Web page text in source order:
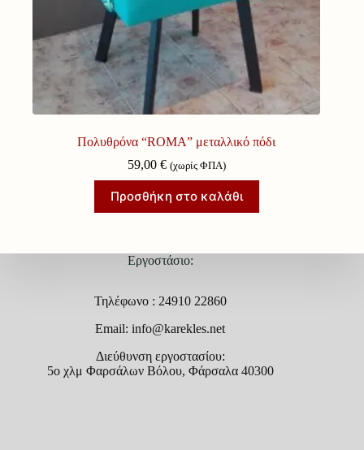
Πολυθρόνα “ROMA” μεταλλικό πόδι
59,00 € (χωρίς ΦΠΑ)
Προσθήκη στο καλάθι
Εργοστάσιο:
Τηλέφωνο : 24910 22860
Email: info@karekles.net
Διεύθυνση εργοστασίου:
5ο χλμ Φαρσάλων Βόλου, Φάρσαλα 40300